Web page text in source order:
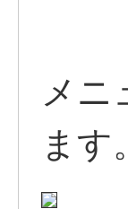
メニ
ます。